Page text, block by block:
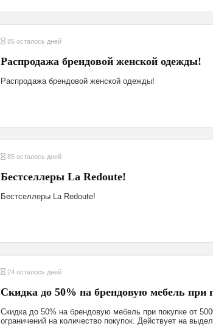
85 осталось дней
Распродажа брендовой женской одежды!
Распродажа брендовой женской одежды!
85 осталось дней
Бестселлеры La Redoute!
Бестселлеры La Redoute!
24 осталось дней
Скидка до 50% на брендовую мебель​ при
Скидка до 50% на брендовую мебель при покупке от
ограничений на количество покупок. Действует на